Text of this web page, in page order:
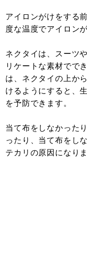
アイロンがけをする
度な温度でアイロン
ネクタイは、スーツ
リケートな素材でで
は、ネクタイの上か
けるようにすると、
を予防できます。
当て布をしなかった
ったり、当て布をし
テカリの原因になり